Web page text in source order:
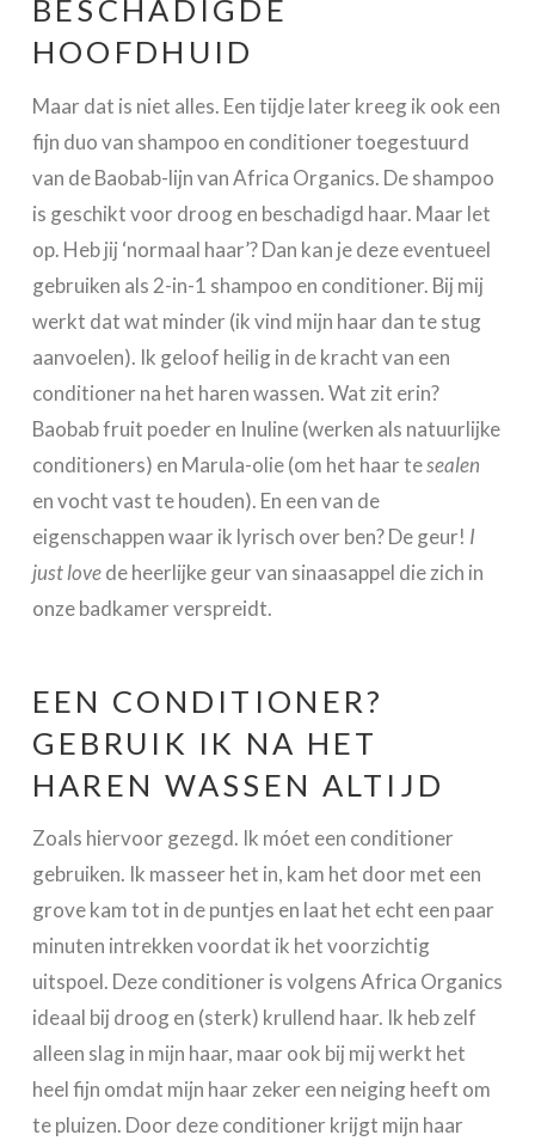
BESCHADIGDE
HOOFDHUID
Maar dat is niet alles. Een tijdje later kreeg ik ook een
fijn duo van shampoo en conditioner toegestuurd
van de Baobab-lijn van Africa Organics. De shampoo
is geschikt voor droog en beschadigd haar. Maar let
op. Heb jij ‘normaal haar’? Dan kan je deze eventueel
gebruiken als 2-in-1 shampoo en conditioner. Bij mij
werkt dat wat minder (ik vind mijn haar dan te stug
aanvoelen). Ik geloof heilig in de kracht van een
conditioner na het haren wassen. Wat zit erin?
Baobab fruit poeder en Inuline (werken als natuurlijke
conditioners) en Marula-olie (om het haar tesealen
en vocht vast te houden). En een van de
eigenschappen waar ik lyrisch over ben? De geur! I
just lovede heerlijke geur van sinaasappel die zich in
onze badkamer verspreidt.
EEN CONDITIONER?
GEBRUIK IK NA HET
HAREN WASSEN ALTIJD
Zoals hiervoor gezegd. Ik móet een conditioner
gebruiken. Ik masseer het in, kam het door met een
grove kam tot in de puntjes en laat het echt een paar
minuten intrekken voordat ik het voorzichtig
uitspoel. Deze conditioner is volgens Africa Organics
ideaal bij droog en (sterk) krullend haar. Ik heb zelf
alleen slag in mijn haar, maar ook bij mij werkt het
heel fijn omdat mijn haar zeker een neiging heeft om
te pluizen. Door deze conditioner krijgt mijn haar